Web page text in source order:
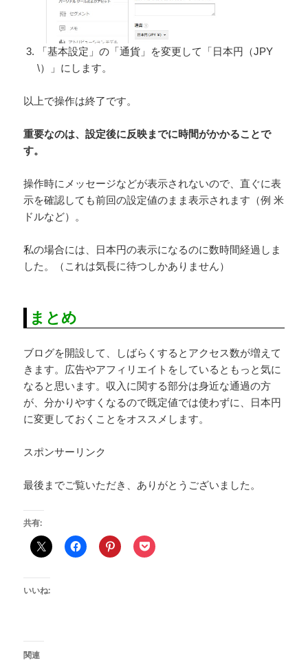
「基本設定」の「通貨」を変更して「日本円（JPY
\）」にします。
以上で操作は終了です。
重要なのは、設定後に反映までに時間がかかることで
す。
操作時にメッセージなどが表示されないので、直ぐに表
示を確認しても前回の設定値のまま表示されます（例 米
ドルなど）。
私の場合には、日本円の表示になるのに数時間経過しま
した。（これは気長に待つしかありません）
まとめ
ブログを開設して、しばらくするとアクセス数が増えて
きます。広告やアフィリエイトをしているともっと気に
なると思います。収入に関する部分は身近な通過の方
が、分かりやすくなるので既定値では使わずに、日本円
に変更しておくことをオススメします。
スポンサーリンク
最後までご覧いただき、ありがとうございました。
共有:
いいね:
関連